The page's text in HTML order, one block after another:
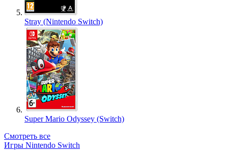
Stray (Nintendo Switch)
Super Mario Odyssey (Switch)
Смотреть все
Игры Nintendo Switch